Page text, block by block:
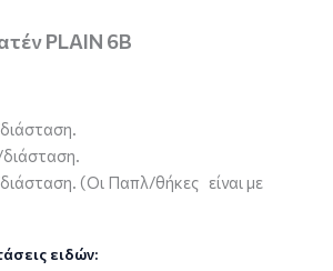
PLAIN 6B
(Οι Παπλ/θήκες είναι με
ειδών: